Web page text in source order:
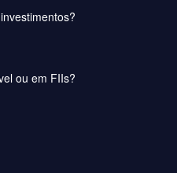
ou em FIIs?